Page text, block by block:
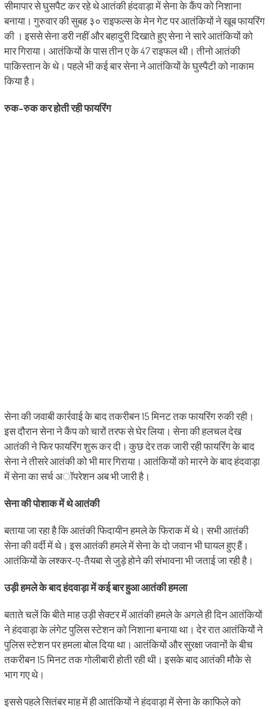
सीमापार से घुसपैट कर रहे थे आतंकी हंदवाड़ा में सेना के कैंप को निशाना
बनाया। गुरुवार की सुबह ३० राइफल्स के मेन गेट पर आतंकियों ने खूब फायरिंग
की । इससे सेना डरी नहीं और बहादुरी दिखाते हुए सेना ने सारे आतंकियों को
मार गिराया। आतंकियों के पास तीन ए के 47 राइफल थी। तीनो आतंकी
पाकिस्तान के थे। पहले भी कई बार सेना ने आतंकियों के घुस्पैटी को नाकाम
किया है।
रुक-रुक कर होती रही फायरिंग
सेना की जवाबी कार्रवाई के बाद तकरीबन 15 मिनट तक फायरिंग रुकी रही।
इस दौरान सेना ने कैंप को चारों तरफ से घेर लिया। सेना की हलचल देख
आतंकी ने फिर फायरिंग शुरू कर दी। कुछ देर तक जारी रही फायरिंग के बाद
सेना ने तीसरे आतंकी को भी मार गिराया। आतंकियों को मारने के बाद हंदवाड़ा
में सेना का सर्च अॉपरेशन अब भी जारी है।
सेना की पोशाक में थे आतंकी
बताया जा रहा है कि आतंकी फिदायीन हमले के फिराक में थे। सभी आतंकी
सेना की वर्दी में थे। इस आतंकी हमले में सेना के दो जवान भी घायल हुए हैं।
आतंकियों के लश्कर-ए-तैयबा से जुड़े होने की संभावना भी जताई जा रही है।
उड़ी हमले के बाद हंदवाड़ा में कई बार हुआ आतंकी हमला
बताते चलें कि बीते माह उड़ी सेक्टर में आतंकी हमले के अगले ही दिन आतंकियों
ने हंदवाड़ा के लंगेट पुलिस स्टेशन को निशाना बनाया था। देर रात आतंकियों ने
पुलिस स्टेशन पर हमला बोल दिया था। आतंकियों और सुरक्षा जवानों के बीच
तकरीबन 15 मिनट तक गोलीबारी होती रही थी। इसके बाद आतंकी मौके से
भाग गए थे।
इससे पहले सितंबर माह में ही आतंकियों ने हंदवाड़ा में सेना के काफिले को